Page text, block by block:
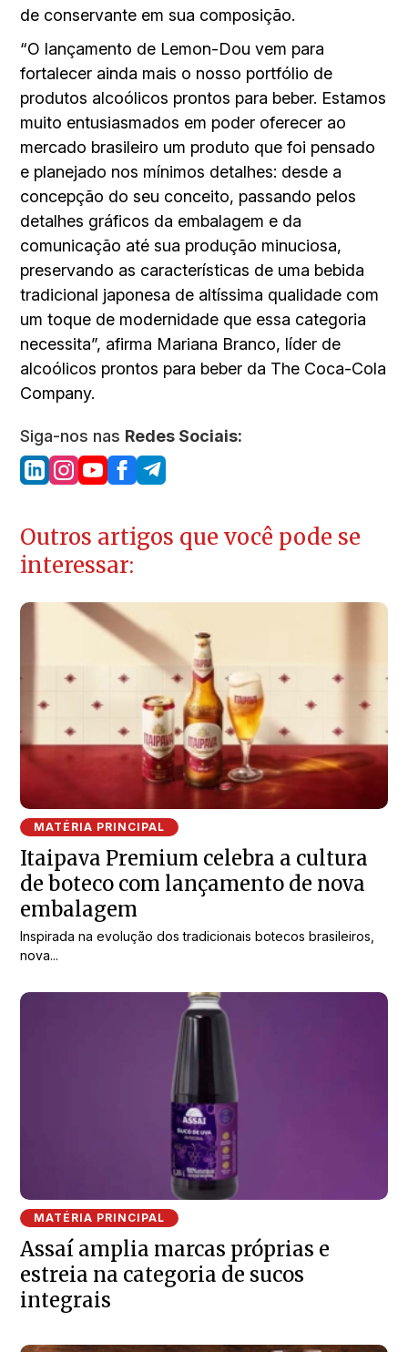
de conservante em sua composição.
“O lançamento de Lemon-Dou vem para
fortalecer ainda mais o nosso portfólio de
produtos alcoólicos prontos para beber. Estamos
muito entusiasmados em poder oferecer ao
mercado brasileiro um produto que foi pensado
e planejado nos mínimos detalhes: desde a
concepção do seu conceito, passando pelos
detalhes gráficos da embalagem e da
comunicação até sua produção minuciosa,
preservando as características de uma bebida
tradicional japonesa de altíssima qualidade com
um toque de modernidade que essa categoria
necessita”, afirma Mariana Branco, líder de
alcoólicos prontos para beber da The Coca-Cola
Company.
Siga-nos nas Redes Sociais:
Outros artigos que você pode se
interessar:
MATÉRIA PRINCIPAL
Itaipava Premium celebra a cultura
de boteco com lançamento de nova
embalagem
Inspirada na evolução dos tradicionais botecos brasileiros,
nova...
MATÉRIA PRINCIPAL
Assaí amplia marcas próprias e
estreia na categoria de sucos
integrais